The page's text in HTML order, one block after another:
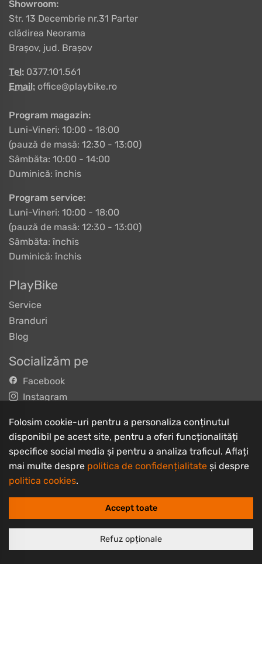
Showroom:
Str. 13 Decembrie nr.31 Parter
clădirea Neorama
Brașov, jud. Brașov
Tel: 0377.101.561
Email: office@playbike.ro
Program magazin:
Luni-Vineri: 10:00 - 18:00
(pauză de masă: 12:30 - 13:00)
Sâmbăta: 10:00 - 14:00
Duminică: închis
Program service:
Luni-Vineri: 10:00 - 18:00
(pauză de masă: 12:30 - 13:00)
Sâmbăta: închis
Duminică: închis
PlayBike
Service
Branduri
Blog
Socializăm pe
Facebook
Instagram
YouTube
Informații clienți
Contact
Folosim cookie-uri pentru a personaliza conținutul
disponibil pe acest site, pentru a oferi funcționalități
specifice social media și pentru a analiza traficul. Aflați
mai multe despre politica de confidențialitate și despre
politica cookies.
Accept toate
Refuz opționale